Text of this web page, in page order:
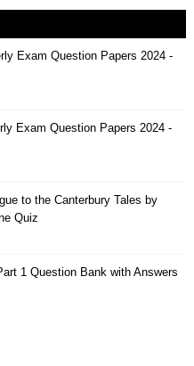
Exam Question Papers 2024 -
Exam Question Papers 2024 -
to the Canterbury Tales by
Quiz
1 Question Bank with Answers